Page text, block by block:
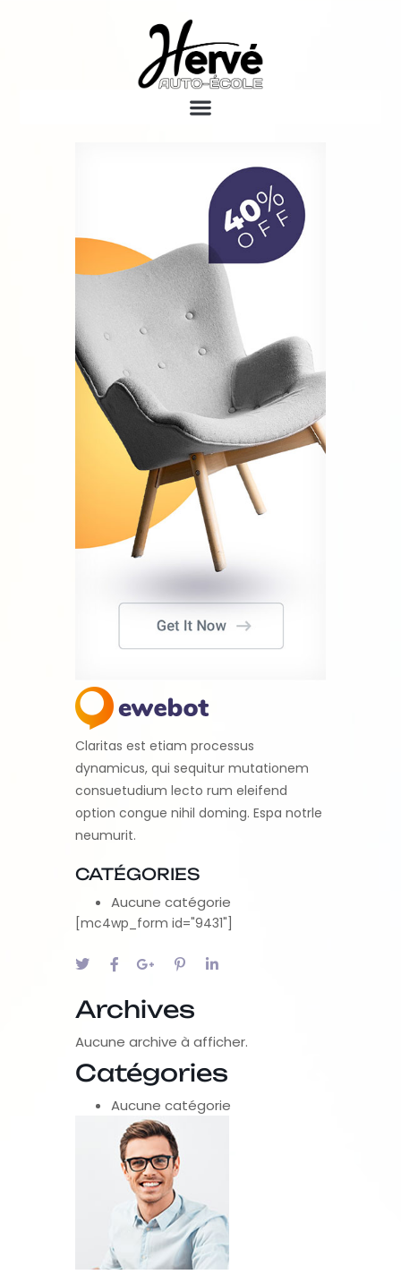
Claritas est etiam processus
dynamicus, qui sequitur mutationem
consuetudium lecto rum eleifend
option congue nihil doming. Espa notrle
neumurit.
CATÉGORIES
Aucune catégorie
[mc4wp_form id="9431"]
Archives
Aucune archive à afficher.
Catégories
Aucune catégorie